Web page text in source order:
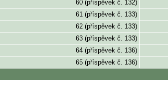
60 (příspěvek č. 132)
61 (příspěvek č. 133)
62 (příspěvek č. 133)
63 (příspěvek č. 133)
64 (příspěvek č. 136)
65 (příspěvek č. 136)